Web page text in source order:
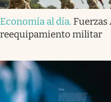
Economía al día. Fuerzas
reequipamiento militar